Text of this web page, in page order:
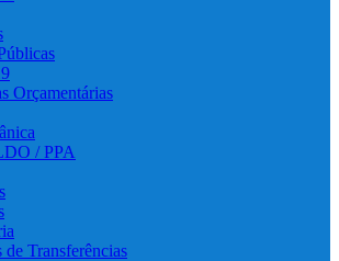
Orçamentárias
/ PPA
de Transferências